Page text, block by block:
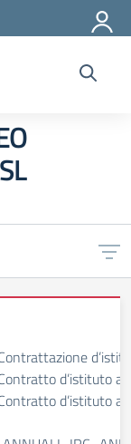
d’istituto
d’istituto